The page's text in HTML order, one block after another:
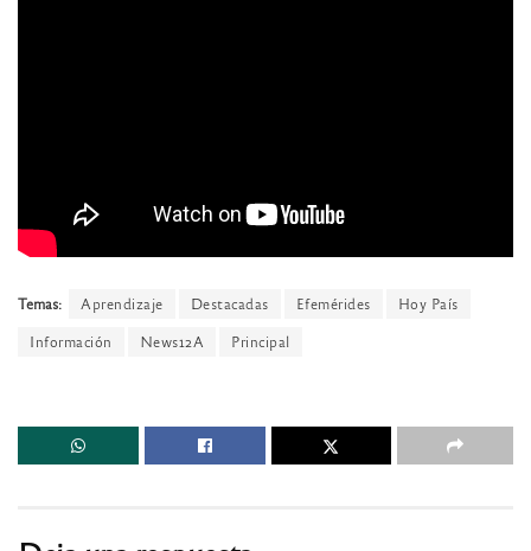
Temas: Aprendizaje Destacadas Efemérides
Hoy País
Información
News12A Principal